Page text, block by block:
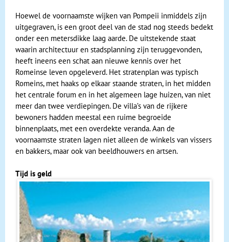
Hoewel de voornaamste wijken van Pompeii inmiddels zijn
uitgegraven, is een groot deel van de stad nog steeds bedekt
onder een metersdikke laag aarde. De uitstekende staat
waarin architectuur en stadsplanning zijn teruggevonden,
heeft ineens een schat aan nieuwe kennis over het
Romeinse leven opgeleverd. Het stratenplan was typisch
Romeins, met haaks op elkaar staande straten, in het midden
het centrale forum en in het algemeen lage huizen, van niet
meer dan twee verdiepingen. De villa’s van de rijkere
bewoners hadden meestal een ruime begroeide
binnenplaats, met een overdekte veranda. Aan de
voornaamste straten lagen niet alleen de winkels van vissers
en bakkers, maar ook van beeldhouwers en artsen.
Tijd is geld